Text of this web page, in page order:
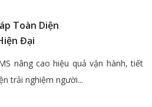
Toàn Diện
Đại
nâng cao hiệu quả vận hành, tiết
trải nghiệm người...